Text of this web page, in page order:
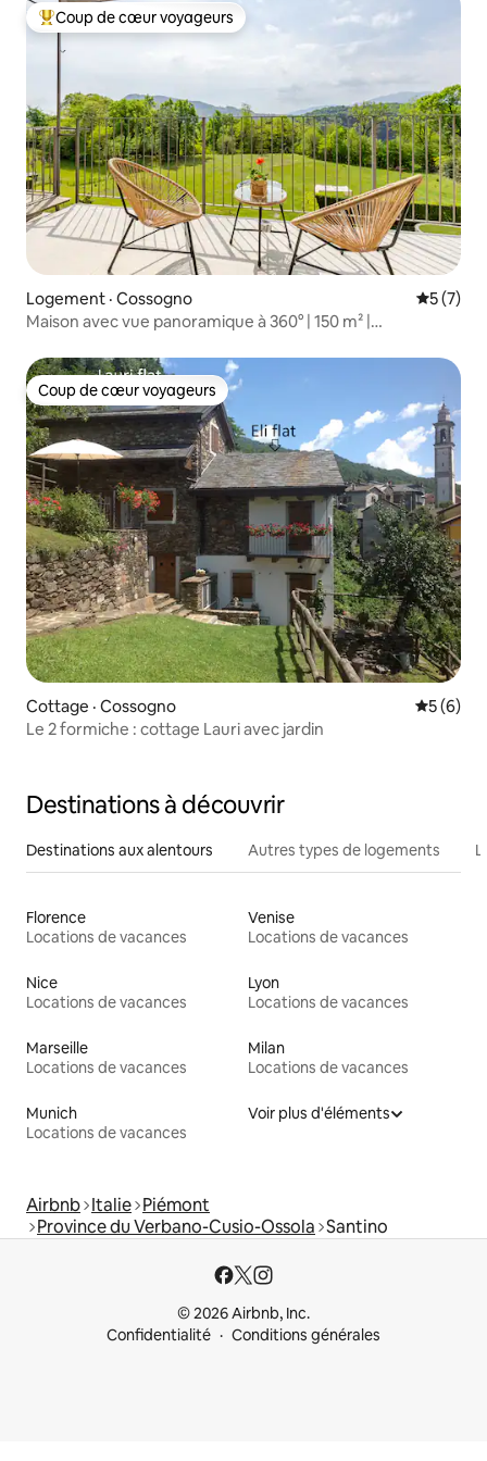
Coup de cœur voyageurs parmi les plus aimés
Coup de cœur voyageurs
Logement · Cossogno Note
5 (7)
Maison avec vue panoramique à 360° | 150 m² |
Coup de cœur voyageurs
Coup de cœur voyageurs
Cottage · Cossogno Note
5 (6)
Le 2 formiche : cottage Lauri avec jardin
Destinations à découvrir
Destinations aux alentours Autres types de logements
Florence
Locations de vacances
Venise
Locations de vacances
Nice
Locations de vacances
Lyon
Locations de vacances
Marseille
Locations de vacances
Milan
Locations de vacances
Munich
Locations de vacances
Voir plus d'éléments
Airbnb Italie Piémont
Province du Verbano-Cusio-Ossola Santino
© 2026 Airbnb, Inc.
Confidentialité
Conditions générales